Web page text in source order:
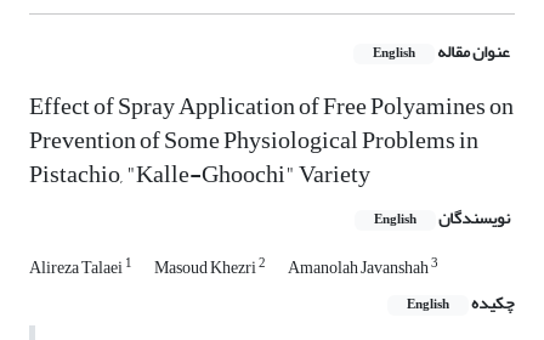
عنوان مقاله English
Effect of Spray Application of Free Polyamines on
Prevention of Some Physiological Problems in
Pistachio, "Kalle-Ghoochi" Variety
نویسندگان English
Alireza Talaei1 Masoud Khezri2 Amanolah Javanshah3
چکیده English